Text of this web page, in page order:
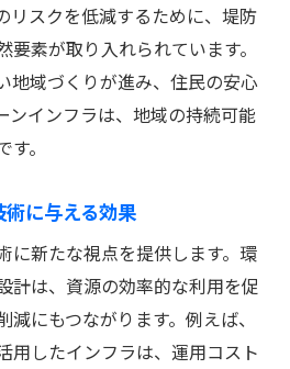
リスクを低減するために、堤防
素が取り入れられています。
地域づくりが進み、住民の安心
ンインフラは、地域の持続可能
。
に与える効果
に新たな視点を提供します。環
計は、資源の効率的な利用を促
にもつながります。例えば、
用したインフラは、運用コスト